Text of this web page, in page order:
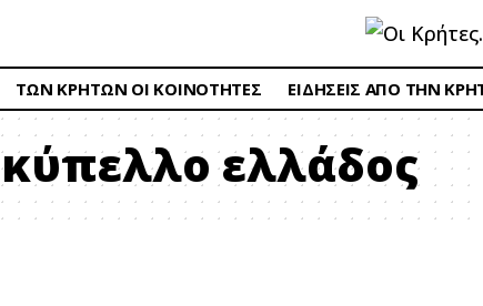
ΤΩΝ ΚΡΗΤΩΝ ΟΙ ΚΟΙΝΟΤΗΤΕΣ ΕΙΔΗΣΕΙΣ ΑΠΟ ΤΗΝ
κύπελλο ελλάδος